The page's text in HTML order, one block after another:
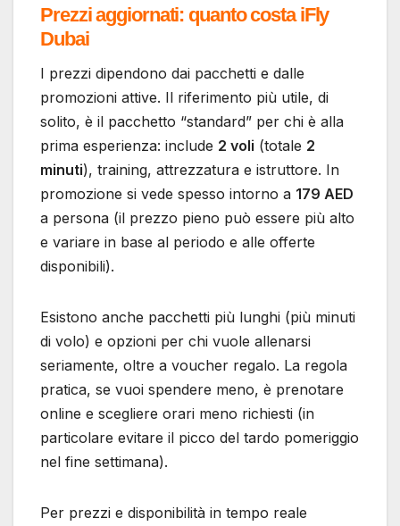
Prezzi aggiornati: quanto costa iFly
Dubai
I prezzi dipendono dai pacchetti e dalle
promozioni attive. Il riferimento più utile, di
solito, è il pacchetto “standard” per chi è alla
prima esperienza: include 2 voli (totale 2
minuti), training, attrezzatura e istruttore. In
promozione si vede spesso intorno a 179 AED
a persona (il prezzo pieno può essere più alto
e variare in base al periodo e alle offerte
disponibili).
Esistono anche pacchetti più lunghi (più minuti
di volo) e opzioni per chi vuole allenarsi
seriamente, oltre a voucher regalo. La regola
pratica, se vuoi spendere meno, è prenotare
online e scegliere orari meno richiesti (in
particolare evitare il picco del tardo pomeriggio
nel fine settimana).
Per prezzi e disponibilità in tempo reale